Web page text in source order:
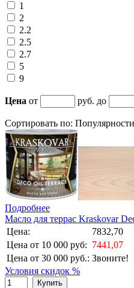
1
2
2.2
2.5
2.7
5
9
Цена от руб. до
Сортировать по: Популярности
Подробнее
Масло для террас Kraskovar
Цена:
7832,70
Цена от 10 000 руб: 7441,07
Цена от 30 000 руб.: Звоните!
Условия скидок %
Купить